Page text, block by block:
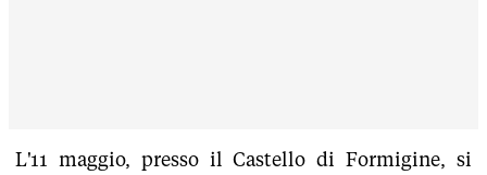
L'11 maggio, presso il Castello di Formigine, si